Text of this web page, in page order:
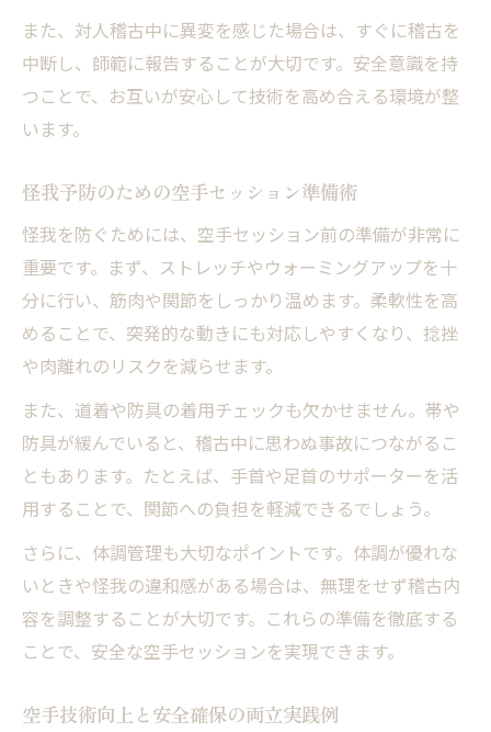
実践空手セッションで磨く自己分析力
また、対人稽古中に異変を感じた場合は、すぐに稽古を
中断し、師範に報告することが大切です。安全意識を持
つことで、お互いが安心して技術を高め合える環境が整
います。
怪我予防のための空手セッション準備術
怪我を防ぐためには、空手セッション前の準備が非常に
重要です。まず、ストレッチやウォーミングアップを十
分に行い、筋肉や関節をしっかり温めます。柔軟性を高
めることで、突発的な動きにも対応しやすくなり、捻挫
や肉離れのリスクを減らせます。
また、道着や防具の着用チェックも欠かせません。帯や
防具が緩んでいると、稽古中に思わぬ事故につながるこ
ともあります。たとえば、手首や足首のサポーターを活
用することで、関節への負担を軽減できるでしょう。
さらに、体調管理も大切なポイントです。体調が優れな
いときや怪我の違和感がある場合は、無理をせず稽古内
容を調整することが大切です。これらの準備を徹底する
ことで、安全な空手セッションを実現できます。
空手技術向上と安全確保の両立実践例